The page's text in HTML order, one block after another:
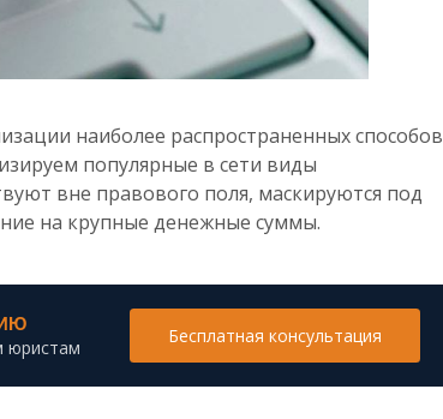
наиболее распространенных способов
популярные в сети виды
вне правового поля, маскируются под
на крупные денежные суммы.
юристам
Бесплатная консультация